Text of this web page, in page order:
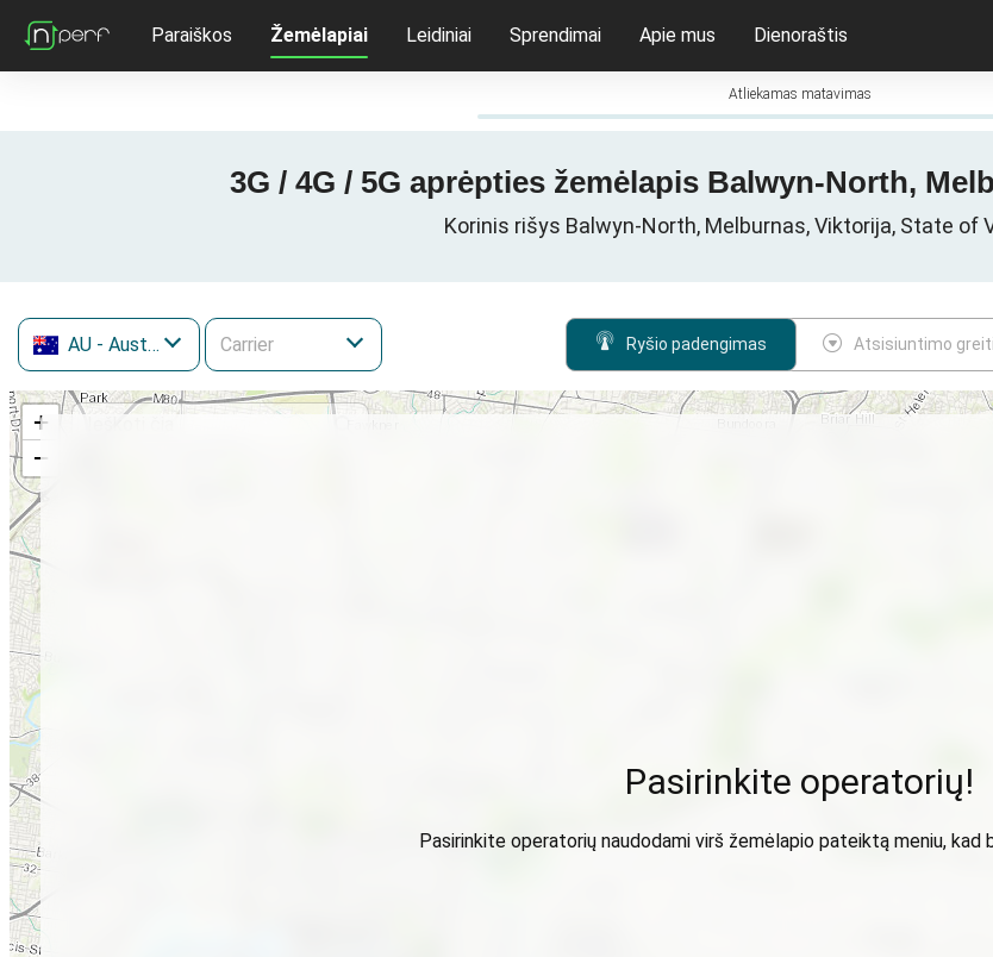
Paraiškos Žemėlapiai Leidiniai Sprendimai Apie mus Dienoraštis
Atliekamas matavimas
3G / 4G / 5G aprėpties žemėlapis Balwyn-North,
Korinis rišys Balwyn-North, Melburnas, Viktorija, State of
AU - Australija Ryšio padengimas Atsisiuntimo
+
−
Pasirinkite operatorių!
Pasirinkite operatorių naudodami virš žemėlapio pateiktą meniu, kad